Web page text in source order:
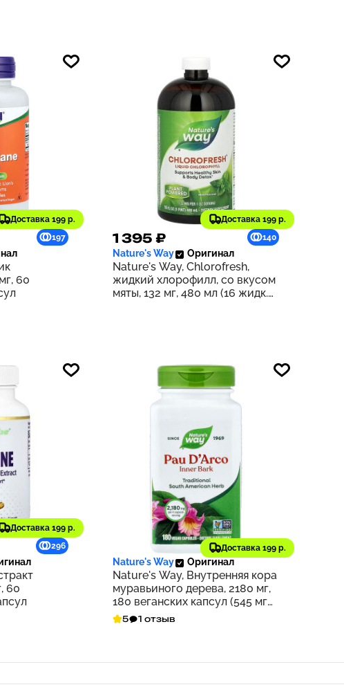
Доставка 199 р.
197
60
Доставка 199 р.
1 395 ₽ 140
Nature's Way Оригинал
Nature's Way, Chlorofresh,
жидкий хлорофилл, со вкусом
мяты, 132 мг, 480 мл (16 жидк.
Доставка 199 р.
296
60
Доставка 199 р.
1 688 ₽ 169
Nature's Way Оригинал
Nature's Way, Внутренняя кора
муравьиного дерева, 2180 мг,
180 веганских капсул (545 мг
на капсулу)
5 1 отзыв